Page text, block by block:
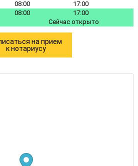
08:00
17:00
08:00
17:00
Сейчас открыто
на прием
к нотариусу